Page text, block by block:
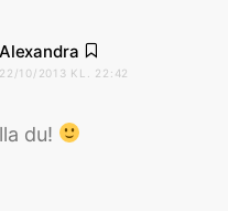
Alexandra
22/10/2013 KL. 22:42
du!